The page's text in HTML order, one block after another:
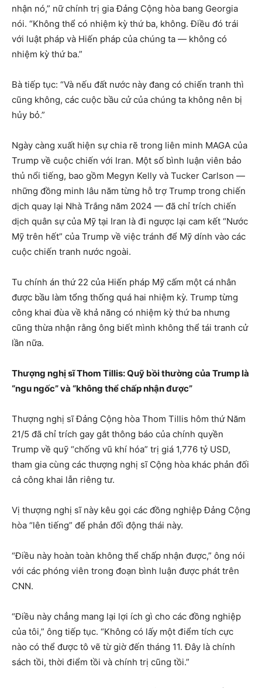
nhận nó,” nữ chính trị gia Đảng Cộng hòa bang Georgia
nói. “Không thể có nhiệm kỳ thứ ba, không. Điều đó trái
với luật pháp và Hiến pháp của chúng ta — không có
nhiệm kỳ thứ ba.”
Bà tiếp tục: “Và nếu đất nước này đang có chiến tranh thì
cũng không, các cuộc bầu cử của chúng ta không nên bị
hủy bỏ.”
Ngày càng xuất hiện sự chia rẽ trong liên minh MAGA của
Trump về cuộc chiến với Iran. Một số bình luận viên bảo
thủ nổi tiếng, bao gồm Megyn Kelly và Tucker Carlson —
những đồng minh lâu năm từng hỗ trợ Trump trong chiến
dịch quay lại Nhà Trắng năm 2024 — đã chỉ trích chiến
dịch quân sự của Mỹ tại Iran là đi ngược lại cam kết “Nước
Mỹ trên hết” của Trump về việc tránh để Mỹ dính vào các
cuộc chiến tranh nước ngoài.
Tu chính án thứ 22 của Hiến pháp Mỹ cấm một cá nhân
được bầu làm tổng thống quá hai nhiệm kỳ. Trump từng
công khai đùa về khả năng có nhiệm kỳ thứ ba nhưng
cũng thừa nhận rằng ông biết mình không thể tái tranh cử
lần nữa.
Thượng nghị sĩ Thom Tillis: Quỹ bồi thường của Trump là
“ngu ngốc” và “không thể chấp nhận được”
Thượng nghị sĩ Đảng Cộng hòa Thom Tillis hôm thứ Năm
21/5 đã chỉ trích gay gắt thông báo của chính quyền
Trump về quỹ “chống vũ khí hóa” trị giá 1,776 tỷ USD,
tham gia cùng các thượng nghị sĩ Cộng hòa khác phản đối
cả công khai lẫn riêng tư.
Vị thượng nghị sĩ này kêu gọi các đồng nghiệp Đảng Cộng
hòa “lên tiếng” để phản đối động thái này.
“Điều này hoàn toàn không thể chấp nhận được,” ông nói
với các phóng viên trong đoạn bình luận được phát trên
CNN.
“Điều này chẳng mang lại lợi ích gì cho các đồng nghiệp
của tôi,” ông tiếp tục. “Không có lấy một điểm tích cực
nào có thể được tô vẽ từ giờ đến tháng 11. Đây là chính
sách tồi, thời điểm tồi và chính trị cũng tồi.”